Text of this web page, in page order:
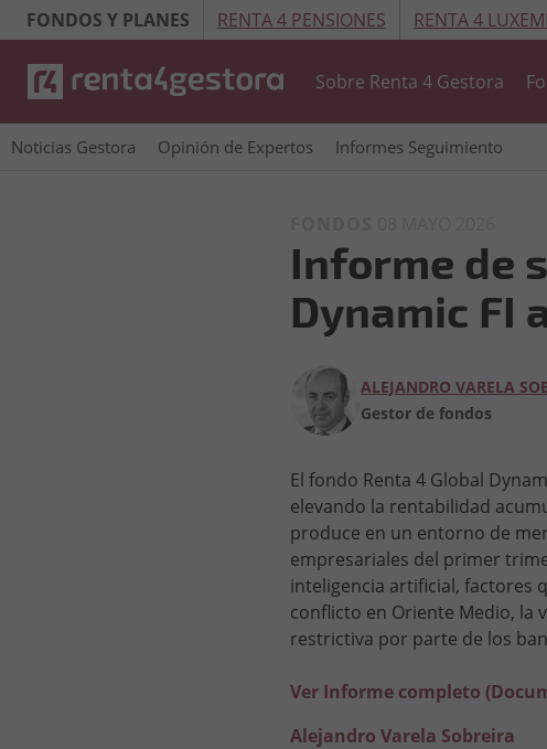
FONDOS Y PLANES RENTA 4 PENSIONES RENTA 4
Sobre Renta 4 Gestora
Noticias Gestora Opinión de Expertos Informes Seguimiento
Informe de
Dynamic FI
ALEJANDRO VARELA
Gestor de fondos
El fondo Renta 4 Global
elevando la rentabilidad
produce en un entorno de
empresariales del primer
inteligencia artificial, factores
conflicto en Oriente Medio, la
restrictiva por parte de los
Ver Informe completo
Alejandro Varela Sobreira